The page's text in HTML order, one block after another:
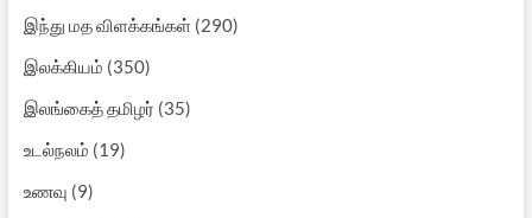
இந்து மத விளக்கங்கள்(290)
இலக்கியம் (350)
இலங்கைத் தமிழர் (35)
உடல்நலம் (19)
உணவு (9)